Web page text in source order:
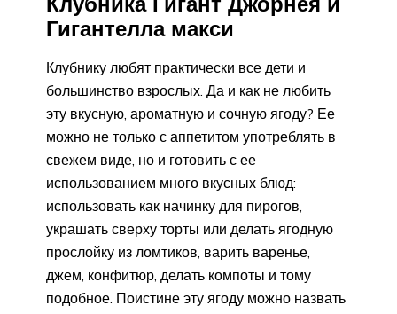
Гигантелла макси
Клубнику любят практически все дети и
большинство взрослых. Да и как не любить
эту вкусную, ароматную и сочную ягоду? Ее
можно не только с аппетитом употреблять в
свежем виде, но и готовить с ее
использованием много вкусных блюд:
использовать как начинку для пирогов,
украшать сверху торты или делать ягодную
прослойку из ломтиков, варить варенье,
джем, конфитюр, делать компоты и тому
подобное. Поистине эту ягоду можно назвать